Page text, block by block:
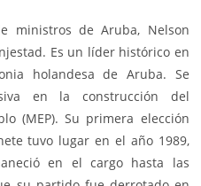
ministros deAruba, Nelson
Es un líder histórico en
holandesa de Aruba. Se
en la construcción del
(MEP). Su primera elección
tuvo lugar en el año 1989,
en el cargo hasta las